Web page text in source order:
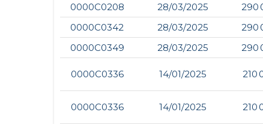
0000C0208
28/03/2025 290
0000C0342
28/03/2025 290
0000C0349
28/03/2025 290
0000C0336 14/01/2025 210
0000C0336 14/01/2025 210